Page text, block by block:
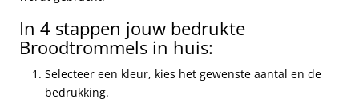
In 4 stappen jouw bedrukte
Broodtrommels in huis:
Selecteer een kleur, kies het gewenste aantal en de
bedrukking.